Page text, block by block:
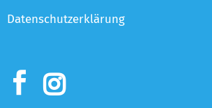
Datenschutzerklärung